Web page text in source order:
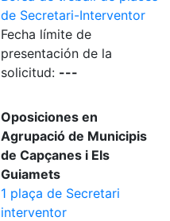
de Secretari-Interventor
Fecha límite de
presentación de la
solicitud: ---
Oposiciones en
Agrupació de Municipis
de Capçanes i Els
Guiamets
1 plaça de Secretari
interventor